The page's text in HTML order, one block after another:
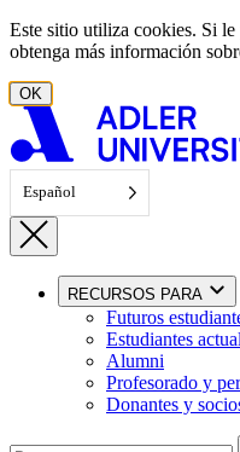
Ir al contenido
Este sitio utiliza cookies. Si le
obtenga más información
OK
Español
RECURSOS PARA
Futuros
Estudiantes
Alumni
Profesorado y
Donantes y